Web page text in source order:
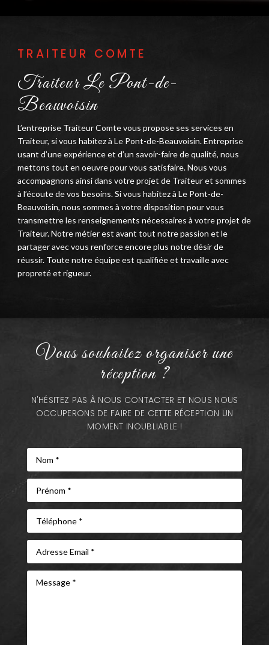
TRAITEUR COMTE
Traiteur Le Pont-de-
Beauvoisin
L’entreprise Traiteur Comte vous propose ses services en
Traiteur, si vous habitez à Le Pont-de-Beauvoisin. Entreprise
usant d’une expérience et d’un savoir-faire de qualité, nous
mettons tout en oeuvre pour vous satisfaire. Nous vous
accompagnons ainsi dans votre projet de Traiteur et sommes
à l’écoute de vos besoins. Si vous habitez à Le Pont-de-
Beauvoisin, nous sommes à votre disposition pour vous
transmettre les renseignements nécessaires à votre projet de
Traiteur. Notre métier est avant tout notre passion et le
partager avec vous renforce encore plus notre désir de
réussir. Toute notre équipe est qualifiée et travaille avec
propreté et rigueur.
Vous souhaitez organiser une
réception ?
N'HÉSITEZ PAS À NOUS CONTACTER ET NOUS NOUS
OCCUPERONS DE FAIRE DE CETTE RÉCEPTION UN
MOMENT INOUBLIABLE !